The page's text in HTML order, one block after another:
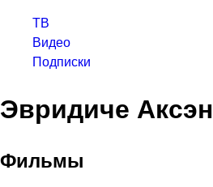
ТВ
Видео
Подписки
Эвридиче Аксэн
Фильмы